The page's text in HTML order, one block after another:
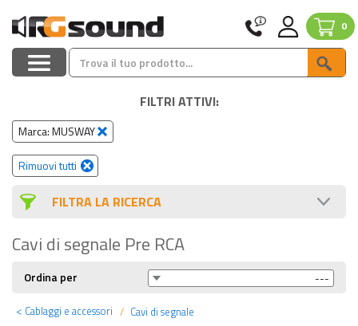
0
FILTRI ATTIVI:
Marca: MUSWAY
Rimuovi tutti
FILTRA LA RICERCA
Cavi di segnale Pre RCA
Ordina per
< Cablaggi e accessori Cavi di segnale